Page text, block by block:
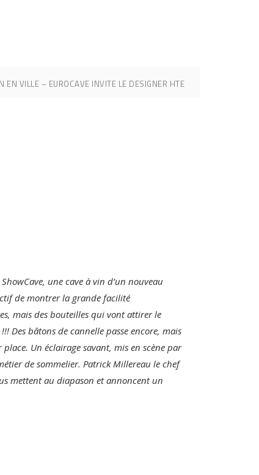
EN VILLE – EUROCAVE INVITE LE DESIGNER HTE
une cave à vin d’un nouveau
de montrer la grande facilité
mais des bouteilles qui vont attirer le
bâtons de cannelle passe encore, mais
Un éclairage savant, mis en scène par
de sommelier. Patrick Millereau le chef
mettent au diapason et annoncent un